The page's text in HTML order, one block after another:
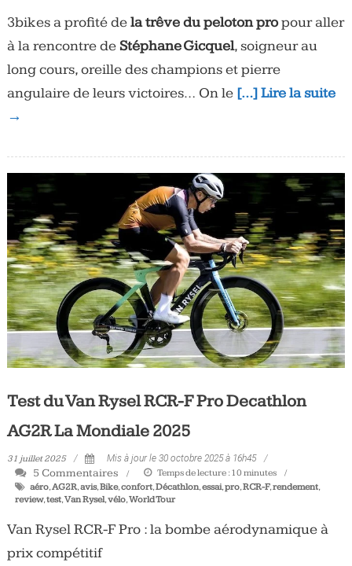
3bikes a profité dela trêve du peloton propour aller
à la rencontre de Stéphane Gicquel, soigneur au
long cours, oreille des champions et pierre
angulaire de leurs victoires… On le […] Lire la suite
→
Test du Van Rysel RCR-F Pro Decathlon
AG2R La Mondiale 2025
31 juillet 2025 Mis à jour le 30 octobre 2025 à 16h45
5 Commentaires Temps de lecture : 10 minutes
aéro,AG2R,avis,Bike,confort,Décathlon,essai,pro,RCR-F,rendement,
review,test,Van Rysel,vélo,World Tour
Van Rysel RCR-F Pro : la bombe aérodynamique à
prix compétitif